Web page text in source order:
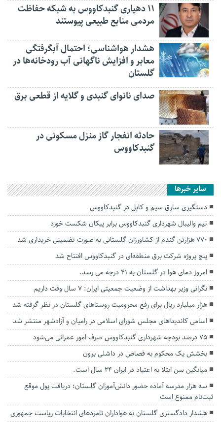
۱۱ دهیاری گنبدکاووس به شبکه حفاظت
مردمی منابع طبیعی پیوستند
هشدار هواشناسی؛ احتمال آبگرفتگی
معابر و افزایش ناگهانی آب رودخانه‌ها در
گلستان
صدای نانوای گنبدی و گلایه از قطعی برق
حادثه انفجار گاز منزل مسکونی در
گنبدکاووس
سایر خبرها
دستگیری سارق سیم و کابل در گنبدکاووس
تیم والیبال شهرداری گنبدکاووس برابر پیکان شکست خورد
۷۷۰ هزارتن گندم از کشاورزان گلستانی به صورت تضمینی خریداری شد
پنج پروژه شرکت برق منطقه‌ای در گنبدکاووس افتتاح شد
امروز دمای هوا در گلستان به 41 درجه می رسد.
نگرانی وزیر بهداشت از وضعیت جمعیتی ایران: ۷ سال وقت داریم
هزار میلیارد ریال برای رفع محرومیت‌ روستاهای گلستان در نظر گرفته شد
اسامی کاندیداهای مجلس شورای اسلامی در رامیان و آزادشهر منتشر شد
۷۵ درصد بودجه شهرداری گنبدکاووس صرف امور عمرانی‌ می‌شود
بخشش یک محکوم به قصاص در داشلی برون
میانگین سن ابتلا به اعتیاد در ایران ۲۴ سال است.
سه هزار مدرسه آماده حضور دانش‌آموزان گلستان؛ دریافت پول موقع
ثبت‌نام ممنوع است
هشدار دادگستری گلستان‌ به هواداران نامزدهای انتخابات ریاست جمهوری